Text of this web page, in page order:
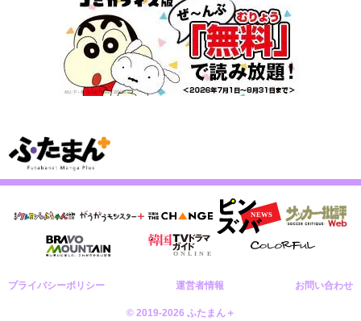
プライバシーポリシー 運営者情報 お問い合わせ
© 2019-2026 ふたまん＋